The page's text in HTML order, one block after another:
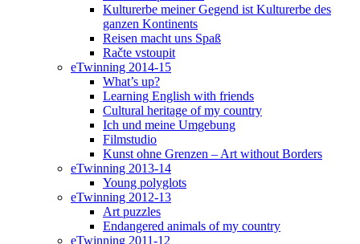
Kulturerbe meiner Gegend ist Kulturerbe des
ganzen Kontinents
Reisen macht uns Spaß
Račte vstoupit
eTwinning 2014-15
What’s up?
Learning English with friends
Cultural heritage of my country
Ich und meine Umgebung
Filmstudio
Kunst ohne Grenzen – Art without Borders
eTwinning 2013-14
Young polyglots
eTwinning 2012-13
Art puzzles
Endangered animals of my country
eTwinning 2011-12